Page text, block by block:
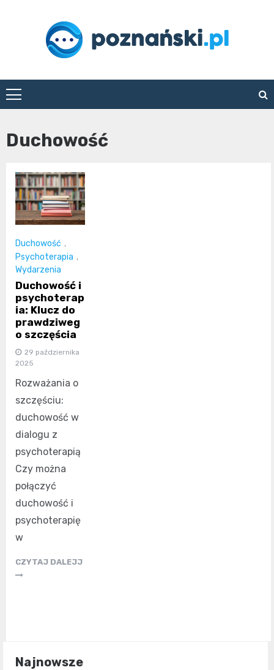
poznanski.pl
Duchowość
Duchowość ,
Psychoterapia ,
Wydarzenia
Duchowość i
psychoterap
ia: Klucz do
prawdziweg
o szczęścia
29 października
2025
Rozważania o
szczęściu:
duchowość w
dialogu z
psychoterapią
Czy można
połączyć
duchowość i
psychoterapię
w
CZYTAJ DALEJJ
Najnowsze